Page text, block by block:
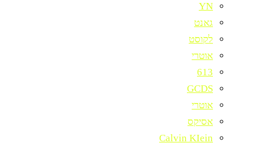
YN
גאנט
לקוסט
אוטרי
613
GCDS
אוטרי
אסיקס
Calvin KIein